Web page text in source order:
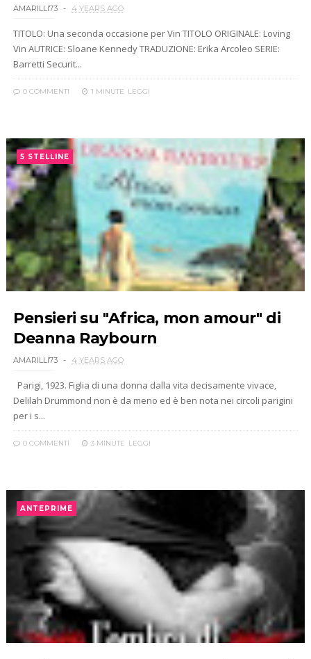
AMARILLI73 4 YEARS AGO
TITOLO: Una seconda occasione per Vin TITOLO ORIGINALE: Loving
Vin AUTRICE: Sloane Kennedy TRADUZIONE: Erika Arcoleo SERIE:
Barretti Securit...
0 COMMENTI 1 MINUTE LEGGI
5 STELLINE
Pensieri su "Africa, mon amour" di
Deanna Raybourn
AMARILLI73 4 YEARS AGO
Parigi, 1923. Figlia di una donna dalla vita decisamente vivace,
Delilah Drummond non è da meno ed è ben nota nei circoli parigini
per i s...
0 COMMENTI 3 MINUTE LEGGI
ANTEPRIME